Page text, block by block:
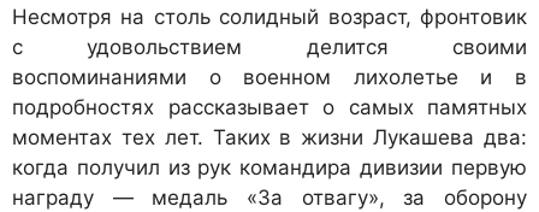
Несмотря на столь солидный возраст, фронтовик
с удовольствием делится своими
воспоминаниями о военном лихолетье и в
подробностях рассказывает о самых памятных
моментах тех лет. Таких в жизни Лукашева два:
когда получил из рук командира дивизии первую
награду — медаль «За отвагу», за оборону